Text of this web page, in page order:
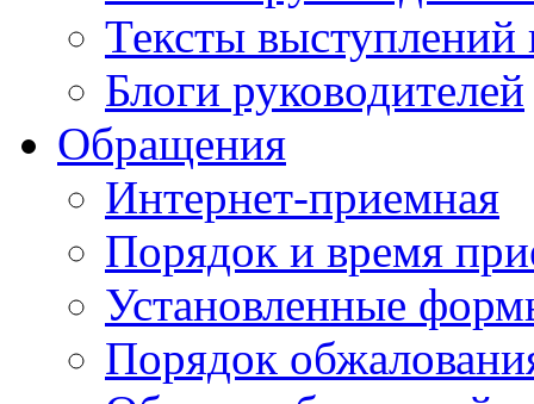
Тексты выступлений
Блоги руководителей
Обращения
Интернет-приемная
Порядок и время
Установленные
Порядок